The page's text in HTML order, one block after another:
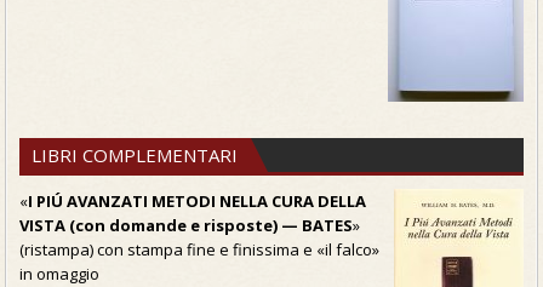
LIBRI COMPLEMENTARI
«I PIÚ AVANZATI METODI NELLA CURA DELLA
VISTA (con domande e risposte) — BATES»
(ristampa) con stampa fine e finissima e «il falco»
in omaggio